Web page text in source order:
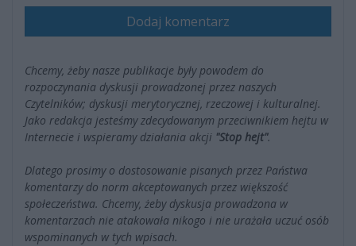
Dodaj komentarz
Chcemy, żeby nasze publikacje były powodem do
rozpoczynania dyskusji prowadzonej przez naszych
Czytelników; dyskusji merytorycznej, rzeczowej i kulturalnej.
Jako redakcja jesteśmy zdecydowanym przeciwnikiem hejtu w
Internecie i wspieramy działania akcji "Stop hejt".
Dlatego prosimy o dostosowanie pisanych przez Państwa
komentarzy do norm akceptowanych przez większość
społeczeństwa. Chcemy, żeby dyskusja prowadzona w
komentarzach nie atakowała nikogo i nie urażała uczuć osób
wspominanych w tych wpisach.